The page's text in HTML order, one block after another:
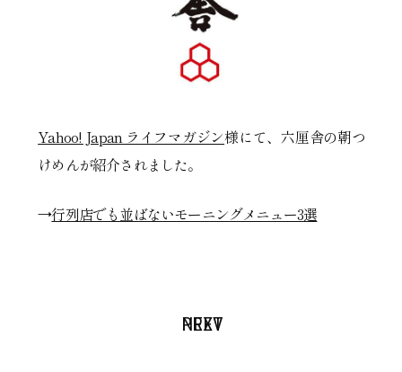
Yahoo! Japan ライフマガジン様にて、六厘舎の朝つ
けめんが紹介されました。
→行列店でも並ばないモーニングメニュー3選
PREV
NEXT